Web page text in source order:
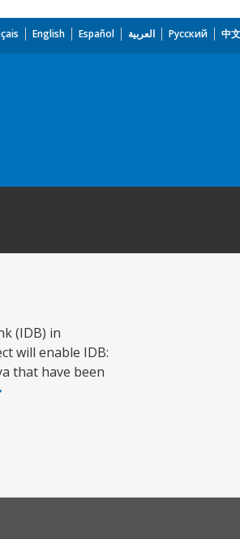
English Español العربية Русский 中文
(IDB) in
will enable IDB:
that have been